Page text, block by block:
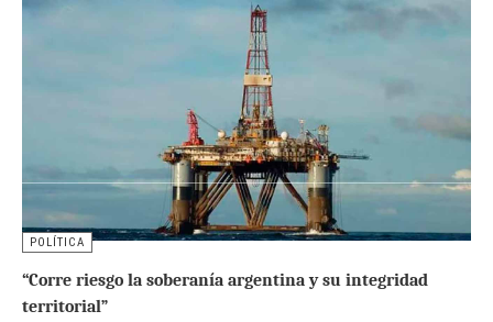
POLÍTICA
“Corre riesgo la soberanía argentina y su integridad
territorial”